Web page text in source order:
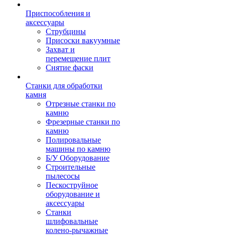
Приспособления и
аксессуары
Струбцины
Присоски вакуумные
Захват и
перемещение плит
Снятие фаски
Станки для обработки
камня
Отрезные станки по
камню
Фрезерные станки по
камню
Полировальные
машины по камню
Б/У Оборудование
Строительные
пылесосы
Пескоструйное
оборудование и
аксессуары
Станки
шлифовальные
колено-рычажные